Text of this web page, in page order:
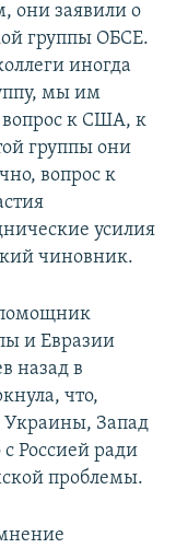
они заявили о
группы ОБСЕ.
иногда
мы им
вопрос к США, к
группы они
вопрос к
усилия
чиновник.
и Евразии
назад в
что,
Украины, Запад
с Россией ради
проблемы.